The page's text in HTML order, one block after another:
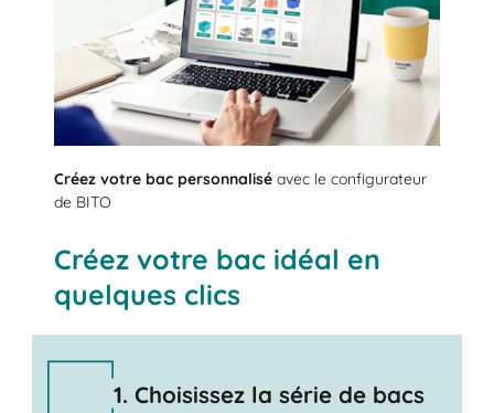
Créez votre bac personnaliséavec le configurateur
de BITO
Créez votre bac idéal en
quelques clics
1. Choisissez la série de bacs